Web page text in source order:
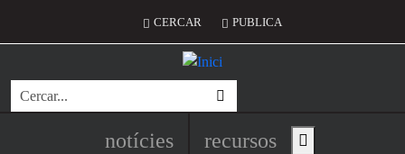
Menú del compte d'usuari
CERCAR PUBLICA
Cerca
Navegació principal de
notícies recursos Show main menu